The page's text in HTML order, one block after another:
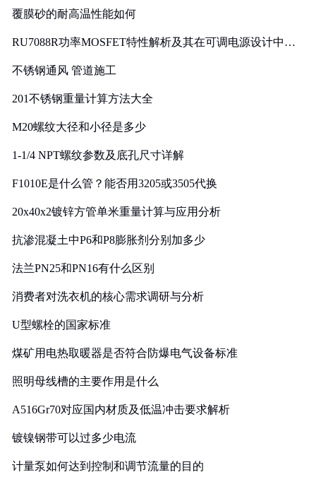
覆膜砂的耐高温性能如何
RU7088R功率MOSFET特性解析及其在可调电源设计中的
不锈钢通风 管道施工
201不锈钢重量计算方法大全
M20螺纹大径和小径是多少
1-1/4 NPT螺纹参数及底孔尺寸详解
F1010E是什么管？能否用3205或3505代换
20x40x2镀锌方管单米重量计算与应用分析
抗渗混凝土中P6和P8膨胀剂分别加多少
法兰PN25和PN16有什么区别
消费者对洗衣机的核心需求调研与分析
U型螺栓的国家标准
煤矿用电热取暖器是否符合防爆电气设备标准
照明母线槽的主要作用是什么
A516Gr70对应国内材质及低温冲击要求解析
镀镍钢带可以过多少电流
计量泵如何达到控制和调节流量的目的